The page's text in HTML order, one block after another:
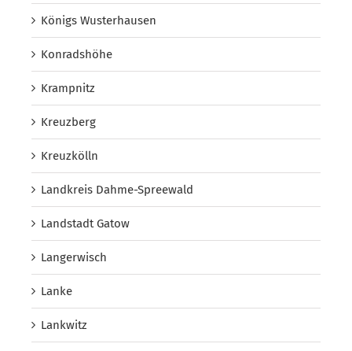
Königs Wusterhausen
Konradshöhe
Krampnitz
Kreuzberg
Kreuzkölln
Landkreis Dahme-Spreewald
Landstadt Gatow
Langerwisch
Lanke
Lankwitz